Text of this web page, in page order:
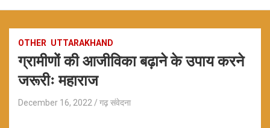
OTHER UTTARAKHAND
ग्रामीणों की आजीव‍िका बढ़ाने के उपाय करने
जरूरीः महाराज
December 16, 2022 गढ़ संवेदना